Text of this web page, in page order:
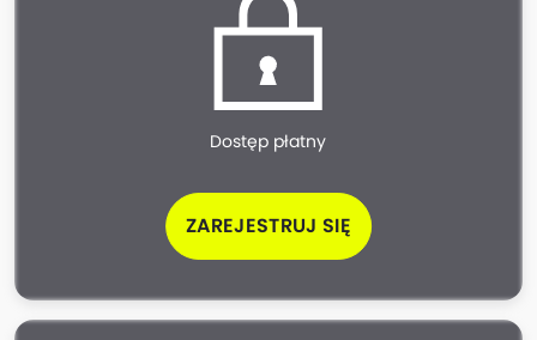
Dostęp płatny
ZAREJESTRUJ SIĘ